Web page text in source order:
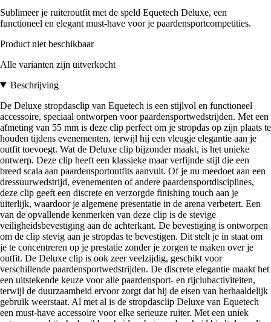
Sublimeer je ruiteroutfit met de speld Equetech Deluxe, een
functioneel en elegant must-have voor je paardensportcompetities.
Product niet beschikbaar
Alle varianten zijn uitverkocht
Beschrijving
De Deluxe stropdasclip van Equetech is een stijlvol en functioneel
accessoire, speciaal ontworpen voor paardensportwedstrijden. Met een
afmeting van 55 mm is deze clip perfect om je stropdas op zijn plaats te
houden tijdens evenementen, terwijl hij een vleugje elegantie aan je
outfit toevoegt. Wat de Deluxe clip bijzonder maakt, is het unieke
ontwerp. Deze clip heeft een klassieke maar verfijnde stijl die een
breed scala aan paardensportoutfits aanvult. Of je nu meedoet aan een
dressuurwedstrijd, evenementen of andere paardensportdisciplines,
deze clip geeft een discrete en verzorgde finishing touch aan je
uiterlijk, waardoor je algemene presentatie in de arena verbetert. Een
van de opvallende kenmerken van deze clip is de stevige
veiligheidsbevestiging aan de achterkant. De bevestiging is ontworpen
om de clip stevig aan je stropdas te bevestigen. Dit stelt je in staat om
je te concentreren op je prestatie zonder je zorgen te maken over je
outfit. De Deluxe clip is ook zeer veelzijdig, geschikt voor
verschillende paardensportwedstrijden. De discrete elegantie maakt het
een uitstekende keuze voor alle paardensport- en rijclubactiviteiten,
terwijl de duurzaamheid ervoor zorgt dat hij de eisen van herhaaldelijk
gebruik weerstaat. Al met al is de stropdasclip Deluxe van Equetech
een must-have accessoire voor elke serieuze ruiter. Met een uniek